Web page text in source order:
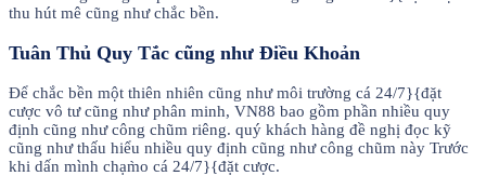
thu hút mê cũng như chắc bền.
Tuân Thủ Quy Tắc cũng như Điều Khoản
Để chắc bền một thiên nhiên cũng như môi trường cá 24/7}{đặt
cược vô tư cũng như phân minh, VN88 bao gồm phần nhiều quy
định cũng như công chũm riêng. quý khách hàng đề nghị đọc kỹ
cũng như thấu hiểu nhiều quy định cũng như công chũm này Trước
khi dấn mình chạm̀o cá 24/7}{đặt cược.